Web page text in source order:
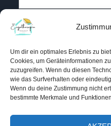
Um dir ein optimales Erlebnis zu
Cookies, um Geräteinformationen
zuzugreifen. Wenn du diesen
wie das Surfverhalten oder
Wenn du deine Zustimmung nicht
bestimmte Merkmale und
RECHTLICHES
Datenschutzerklärung